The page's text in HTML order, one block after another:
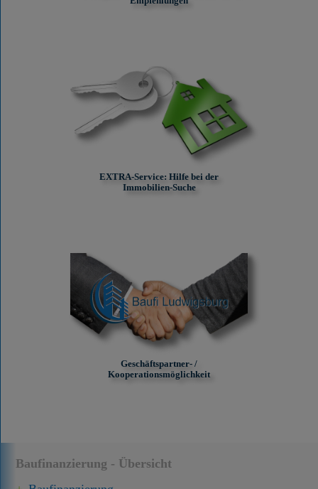
Baufinanzierung - Übersicht
EXTRA-Service: Hilfe bei der
Immobilien-Suche
Geschäftspartner- /
Kooperationsmöglichkeit